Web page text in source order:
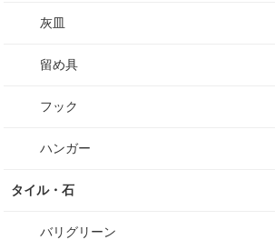
灰皿
留め具
フック
ハンガー
タイル・石
バリグリーン